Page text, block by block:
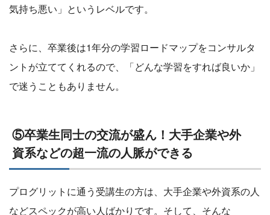
気持ち悪い」というレベルです。
さらに、卒業後は1年分の学習ロードマップをコンサルタ
ントが立ててくれるので、「どんな学習をすれば良いか」
で迷うこともありません。
⑤卒業生同士の交流が盛ん！大手企業や外
資系などの超一流の人脈ができる
プログリットに通う受講生の方は、大手企業や外資系の人
などスペックが高い人ばかりです。そして、そんな